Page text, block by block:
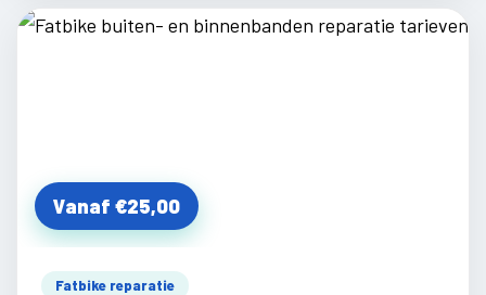
Vanaf €25,00
Fatbike reparatie